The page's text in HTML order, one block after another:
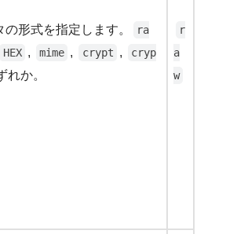
の形式を指定します。
ra
HEX , mime , crypt ,
cryp
れか。
r
a
w